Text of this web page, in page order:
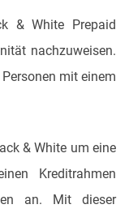
& White Prepaid
nachzuweisen.
mit einem
& White um eine
Kreditrahmen
an. Mit dieser